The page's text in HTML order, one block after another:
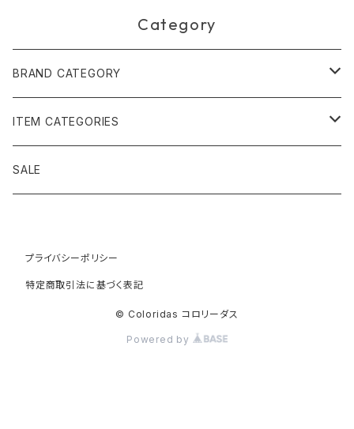
Category
BRAND CATEGORY
黄金の草 ビオジュエリー
ピアス＆イヤリング
ティアラ、ヘッドドレス
ボルジェス木版画
木版画 M
ブラジル先住民族の椅子
ITEM CATEGORIES
アクセサリー
ブレスレット
アパレル
SALE
プライバシーポリシー
特定商取引法に基づく表記
© Coloridas コロリーダス
Powered by